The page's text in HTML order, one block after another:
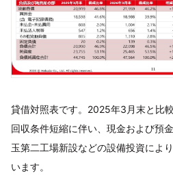
貸借対照表です。2025年3月末と比
回収条件短縮に伴い、現金および預
玉第二工場新設などの設備投資によ
います。